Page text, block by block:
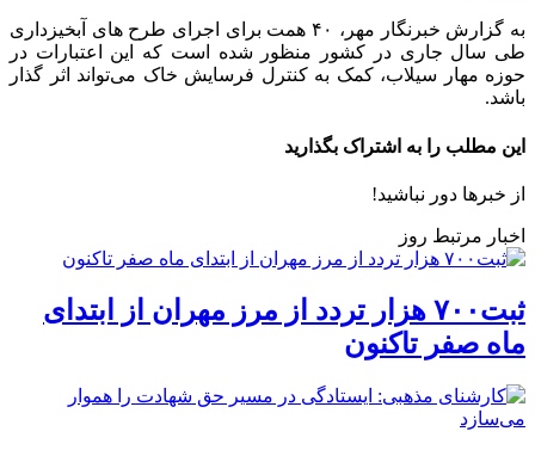
به گزارش خبرنگار مهر، ۴۰ همت برای اجرای طرح های آبخیزداری
طی سال جاری در کشور منظور شده است که این اعتبارات در
حوزه مهار سیلاب، کمک به کنترل فرسایش خاک می‌تواند اثر گذار
باشد.
این مطلب را به اشتراک بگذارید
از خبرها دور نباشید!
اخبار مرتبط روز
ثبت۷۰۰ هزار تردد از مرز مهران از ابتدای
ماه صفر تاکنون